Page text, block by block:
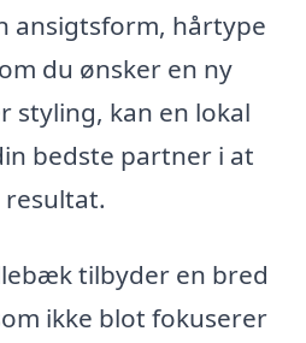
ansigtsform, hårtype
du ønsker en ny
styling, kan en lokal
bedste partner i at
resultat.
tilbyder en bred
ikke blot fokuserer